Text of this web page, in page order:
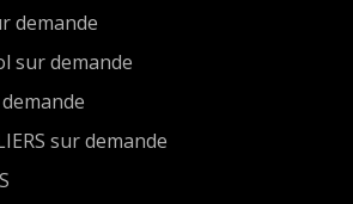
demande
sur demande
sur demande